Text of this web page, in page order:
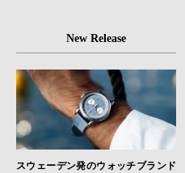
込めた「A-11」コレクション2種類
が発売。
New Release
スウェーデン発のウォッチブランド